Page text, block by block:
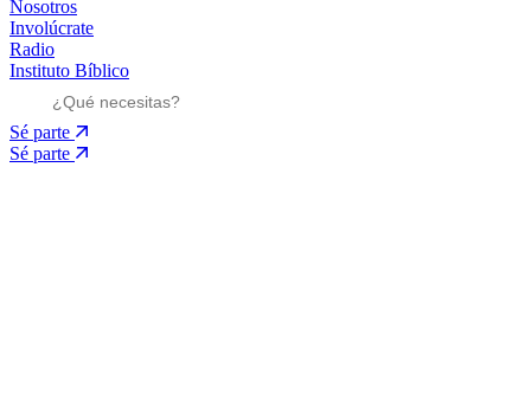
Nosotros
Involúcrate
Radio
Instituto Bíblico
Sé parte
Sé parte